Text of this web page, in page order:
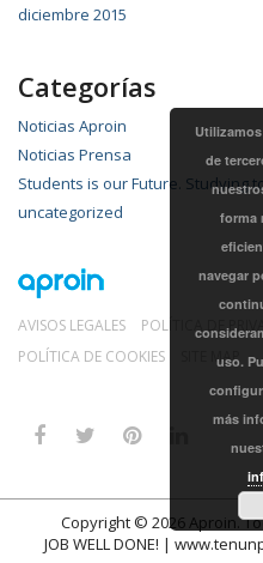
diciembre 2015
Categorías
Noticias Aproin
Noticias Prensa
Students is our Future. Studying
uncategorized
AVISOS LEGALES
POLÍTICA DE
POLÍTICA DE COOKIES
SITE MAP
Copyright © 2026Aproin.
JOB WELL DONE! |
de
forma
navegar
uso.
más